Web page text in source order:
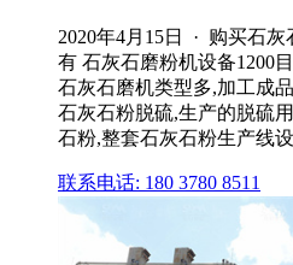
2020年4月15日 · 购买石
有 石灰石磨粉机设备1200
石灰石磨机类型多,加工成
石灰石粉脱硫,生产的脱硫
石粉,整套石灰石粉生产线
联系电话: 180 3780 8511